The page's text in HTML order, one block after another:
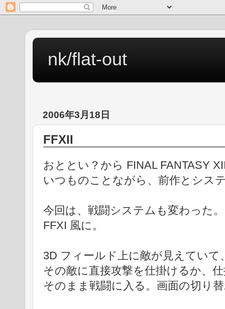
nk/flat-out
2006年3月18日
FFXII
おととい？から FINAL FANTASY
いつものことながら、前作とシス
今回は、戦闘システムも変わった。
FFXI 風に。
3D フィールド上に敵が見えてい
その敵に直接攻撃を仕掛けるか、
そのまま戦闘に入る。画面の切り